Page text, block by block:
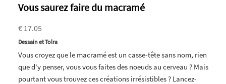
Vous saurez faire du macramé
€ 17.05
Dessain et Tolra
Vous croyez que le macramé est un casse-tête sans nom, rien
que d'y penser, vous vous faites des noeuds au cerveau ? Mais
pourtant vous trouvez ces créations irrésistibles ? Lancez-